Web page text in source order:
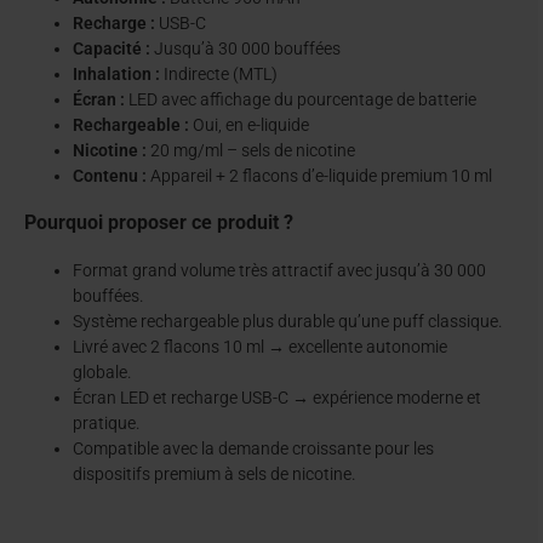
Recharge : USB-C
Capacité : Jusqu’à 30 000 bouffées
Inhalation : Indirecte (MTL)
Écran : LED avec affichage du pourcentage de batterie
Rechargeable : Oui, en e-liquide
Nicotine : 20 mg/ml – sels de nicotine
Contenu : Appareil + 2 flacons d’e-liquide premium 10 ml
Pourquoi proposer ce produit ?
Format grand volume très attractif avec jusqu’à 30 000
bouffées.
Système rechargeable plus durable qu’une puff classique.
Livré avec 2 flacons 10 ml → excellente autonomie
globale.
Écran LED et recharge USB-C → expérience moderne et
pratique.
Compatible avec la demande croissante pour les
dispositifs premium à sels de nicotine.